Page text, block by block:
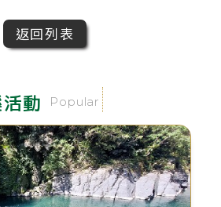
返回列表
動 Popular